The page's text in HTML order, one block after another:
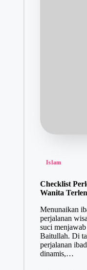
Posted
Islam
Checklist
Wanita
Menunaikan
perjalanan
suci
Baitullah. Di
perjalanan
dinamis,…